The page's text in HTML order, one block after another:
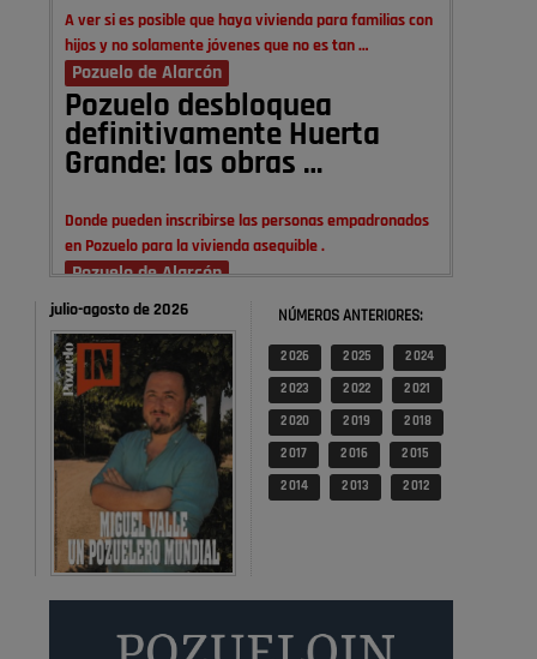
A ver si es posible que haya vivienda para familias con
hijos y no solamente jóvenes que no es tan …
Pozuelo de Alarcón
Pozuelo desbloquea
definitivamente Huerta
Grande: las obras …
Donde pueden inscribirse las personas empadronados
en Pozuelo para la vivienda asequible .
Pozuelo de Alarcón
Pozuelo desbloquea
definitivamente Huerta
Grande: las obras …
También pienso que si no fuéramos tan sucios no haría
falta denunciar nada
Pozuelo de Alarcón
Quejas por el deterioro de
la limpieza …
Pozuelo de Alarcón
julio-agosto de 2026 NÚMEROS ANTERIORES:
2 026 2 025 2 024
2 023 2 022 2 021
2 020 2 019 2 018
2 017 2 016 2 015
2 014 2 013 2 012